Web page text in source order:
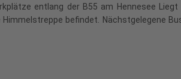
entlang der B55 am Hennesee Liegt
Himmelstreppe befindet. Nächstgelegene